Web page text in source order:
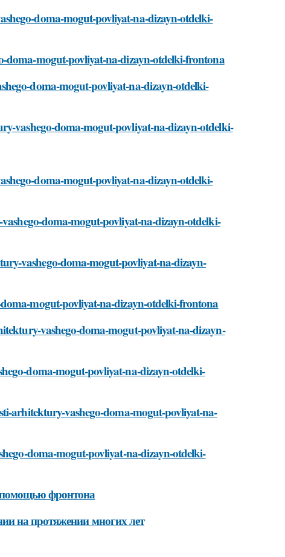
doma-mogut-povliyat-na-dizayn-otdelki-
doma-mogut-povliyat-na-dizayn-otdelki-frontona
doma-mogut-povliyat-na-dizayn-otdelki-
vashego-doma-mogut-povliyat-na-dizayn-otdelki-
doma-mogut-povliyat-na-dizayn-otdelki-
doma-mogut-povliyat-na-dizayn-otdelki-
vashego-doma-mogut-povliyat-na-dizayn-
mogut-povliyat-na-dizayn-otdelki-frontona
vashego-doma-mogut-povliyat-na-dizayn-
doma-mogut-povliyat-na-dizayn-otdelki-
arhitektury-vashego-doma-mogut-povliyat-na-
doma-mogut-povliyat-na-dizayn-otdelki-
помощью фронтона
на протяжении многих лет